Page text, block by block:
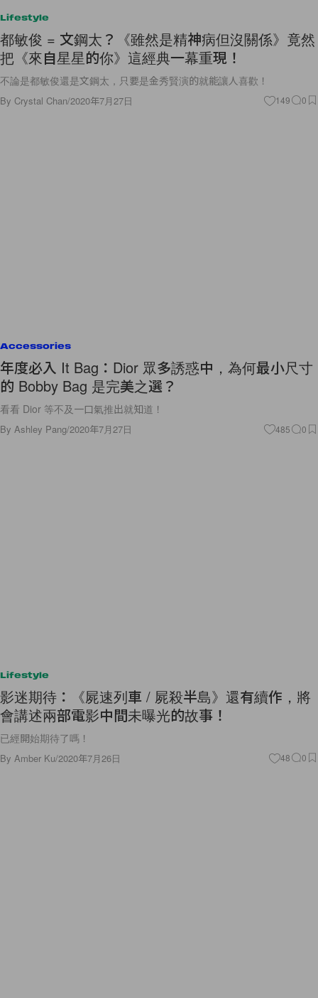
Lifestyle
都敏俊 = 文鋼太？《雖然是精神病但沒關係》竟然
把《來自星星的你》這經典一幕重現！
不論是都敏俊還是文鋼太，只要是金秀賢演的就能讓人喜歡！
By Crystal Chan/2020年7月27日 149 0
Accessories
年度必入 It Bag：Dior 眾多誘惑中，為何最小尺寸
的 Bobby Bag 是完美之選？
看看 Dior 等不及一口氣推出就知道！
By Ashley Pang/2020年7月27日 485 0
Lifestyle
影迷期待：《屍速列車 / 屍殺半島》還有續作，將
會講述兩部電影中間未曝光的故事！
已經開始期待了嗎！
By Amber Ku/2020年7月26日 48 0